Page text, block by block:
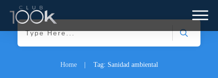
Home Tag: Sanidad ambiental